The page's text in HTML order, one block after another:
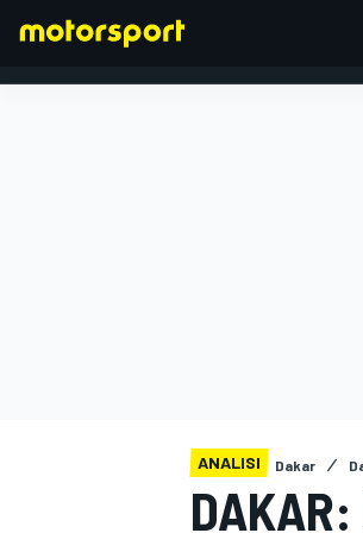
ANALISI Dakar
DAKAR: